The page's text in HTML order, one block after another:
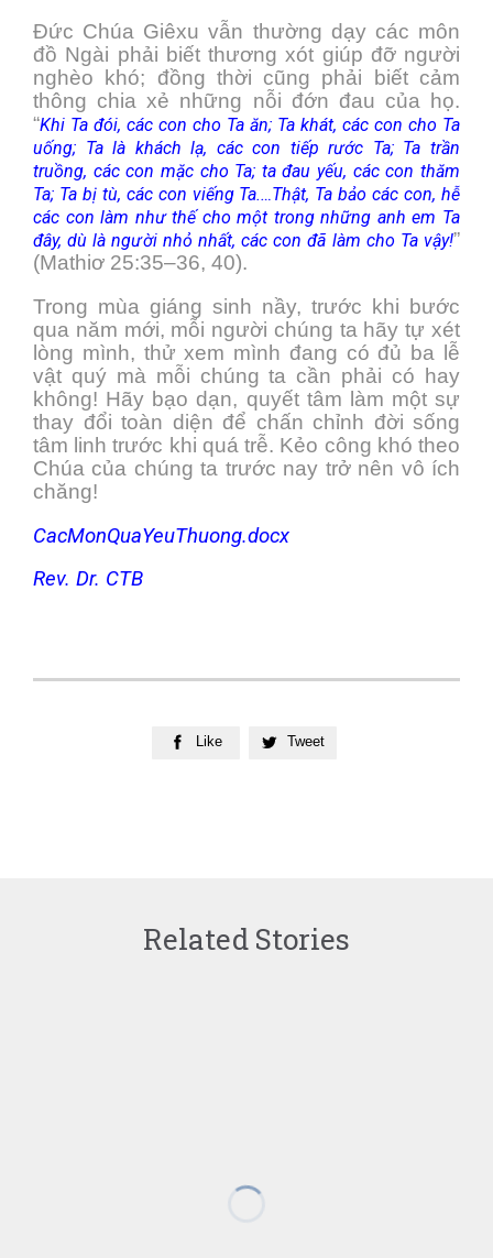
Đức Chúa Giêxu vẫn thường dạy các môn
đồ Ngài phải biết thương xót giúp đỡ người
nghèo khó; đồng thời cũng phải biết cảm
thông chia xẻ những nỗi đớn đau của họ.
“Khi Ta đói, các con cho Ta ăn; Ta khát, các con cho Ta
uống; Ta là khách lạ, các con tiếp rước Ta; Ta trần
truồng, các con mặc cho Ta; ta đau yếu, các con thăm
Ta; Ta bị tù, các con viếng Ta.…Thật, Ta bảo các con, hễ
các con làm như thế cho một trong những anh em Ta
đây, dù là người nhỏ nhất, các con đã làm cho Ta vậy!”
(Mathiơ 25:35–36, 40).
Trong mùa giáng sinh nầy, trước khi bước
qua năm mới, mỗi người chúng ta hãy tự xét
lòng mình, thử xem mình đang có đủ ba lễ
vật quý mà mỗi chúng ta cần phải có hay
không! Hãy bạo dạn, quyết tâm làm một sự
thay đổi toàn diện để chấn chỉnh đời sống
tâm linh trước khi quá trễ. Kẻo công khó theo
Chúa của chúng ta trước nay trở nên vô ích
chăng!
CacMonQuaYeuThuong.docx
Rev. Dr. CTB
 Like  Tweet
Related Stories